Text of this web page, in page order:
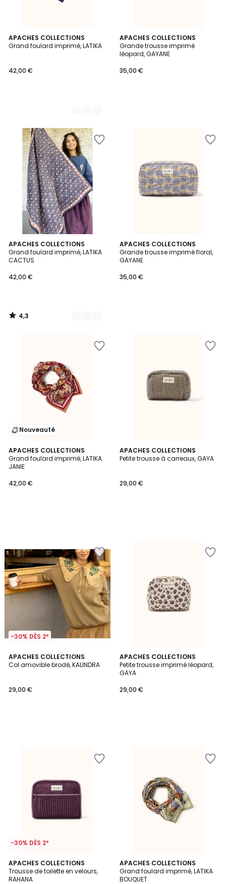
APACHES COLLECTIONS
Grand foulard imprimé, LATIKA
42,00 €
2
Couleurs
APACHES COLLECTIONS
Grande trousse imprimé
léopard, GAYANE
35,00 €
APACHES COLLECTIONS
Grand foulard imprimé, LATIKA
CACTUS
42,00 €
4,3
/ 5
2
Couleurs
4,3
/
APACHES COLLECTIONS
Grande trousse imprimé floral,
GAYANE
35,00 €
Nouveauté
APACHES COLLECTIONS
Grand foulard imprimé, LATIKA
JANIE
42,00 €
APACHES COLLECTIONS
Petite trousse à carreaux, GAYA
29,00 €
-30% DÈS 2*
APACHES COLLECTIONS
Col amovible brodé, KALINDRA
29,00 €
APACHES COLLECTIONS
Petite trousse imprimé léopard,
GAYA
29,00 €
-30% DÈS 2*
APACHES COLLECTIONS
Trousse de toilette en velours,
RAHANA
2
Couleurs
APACHES COLLECTIONS
Grand foulard imprimé, LATIKA
BOUQUET
2
Couleurs